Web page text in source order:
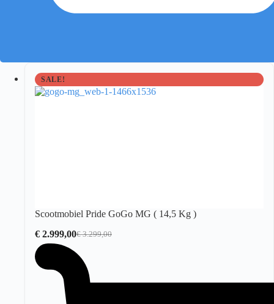
SALE!
Scootmobiel Pride GoGo MG ( 14,5 Kg )
€3.299,00
Oorspronkelijke
prijs
was:
€ 3.299,00.
€ 2.999,00Huidige
prijs
is:
€ 2.999,00.